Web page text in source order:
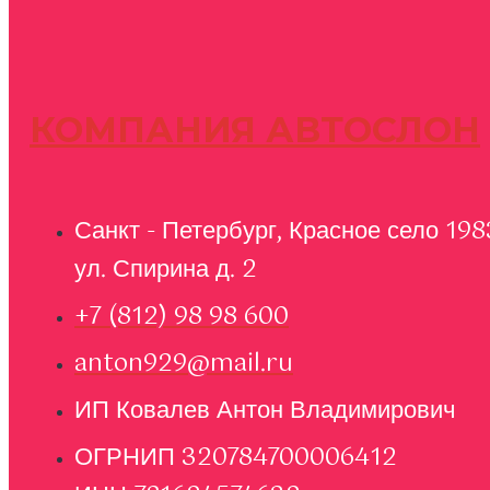
КОМПАНИЯ АВТОСЛОН
Санкт - Петербург, Красное село
ул. Спирина д. 2
+7 (812) 98 98 600
anton929@mail.ru
ИП Ковалев Антон Владимирович
ОГРНИП 320784700006412